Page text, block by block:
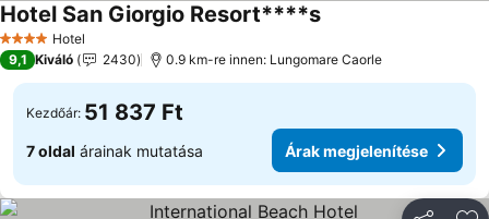
4 KategóriaHotel
Hotel San Giorgio Resort****sÁrak megjelenítése
9,1 Kiváló 2430 0.9 km-re innen: Lungomare Caorle
Kezdőár: 51 837 Ft
7 oldal árainak mutatása Árak megjelenítése